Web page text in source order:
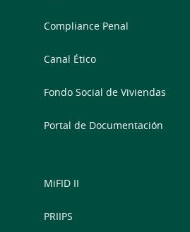
Compliance Penal
Canal Ético
Fondo Social de Viviendas
Portal de Documentación
MiFID II
PRIIPS